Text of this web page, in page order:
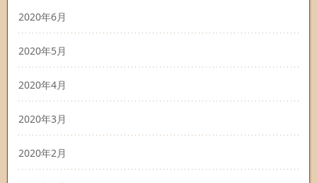
2020年6月
2020年5月
2020年4月
2020年3月
2020年2月